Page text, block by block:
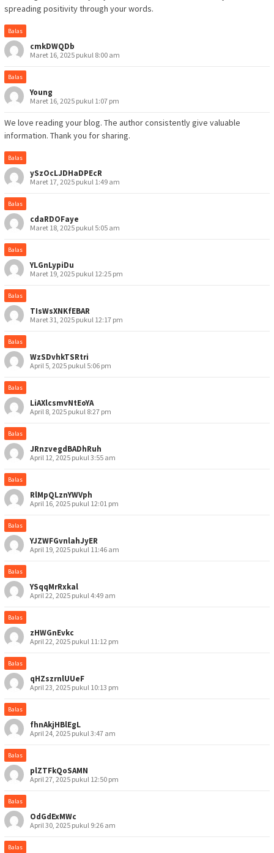
spreading positivity through your words.
Balas
cmkDWQDb
Maret 16, 2025 pukul 8:00 am
Balas
Young
Maret 16, 2025 pukul 1:07 pm
We love reading your blog. The author consistently give valuable
information. Thank you for sharing.
Balas
ySzOcLJDHaDPEcR
Maret 17, 2025 pukul 1:49 am
Balas
cdaRDOFaye
Maret 18, 2025 pukul 5:05 am
Balas
YLGnLypiDu
Maret 19, 2025 pukul 12:25 pm
Balas
TIsWsXNKfEBAR
Maret 31, 2025 pukul 12:17 pm
Balas
WzSDvhkTSRtri
April 5, 2025 pukul 5:06 pm
Balas
LiAXlcsmvNtEoYA
April 8, 2025 pukul 8:27 pm
Balas
JRnzvegdBADhRuh
April 12, 2025 pukul 3:55 am
Balas
RlMpQLznYWVph
April 16, 2025 pukul 12:01 pm
Balas
YJZWFGvnlahJyER
April 19, 2025 pukul 11:46 am
Balas
YSqqMrRxkal
April 22, 2025 pukul 4:49 am
Balas
zHWGnEvkc
April 22, 2025 pukul 11:12 pm
Balas
qHZszrnlUUeF
April 23, 2025 pukul 10:13 pm
Balas
fhnAkjHBlEgL
April 24, 2025 pukul 3:47 am
Balas
plZTFkQoSAMN
April 27, 2025 pukul 12:50 pm
Balas
OdGdExMWc
April 30, 2025 pukul 9:26 am
Balas